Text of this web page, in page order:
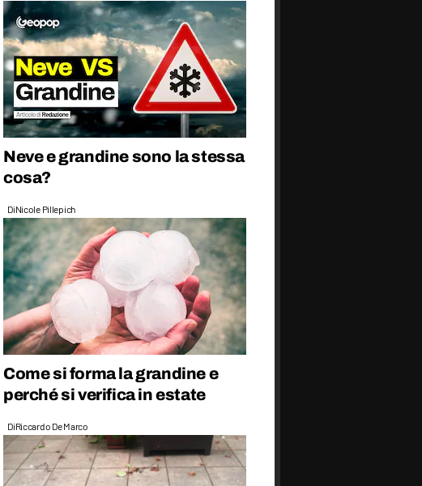
Neve e grandine sono la stessa
cosa?
DiNicole Pillepich
Come si forma la grandine e
perché si verifica in estate
DiRiccardo De Marco